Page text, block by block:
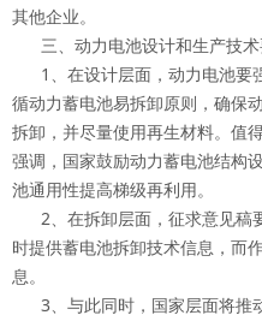
其他企业。
三、动力电池设计和生产技术
1、在设计层面，动力电池要
循动力蓄电池易拆卸原则，确保
拆卸，并尽量使用再生材料。值
强调，国家鼓励动力蓄电池结构
池通用性提高梯级再利用。
2、在拆卸层面，征求意见稿
时提供蓄电池拆卸技术信息，而
息。
3、与此同时，国家层面将推